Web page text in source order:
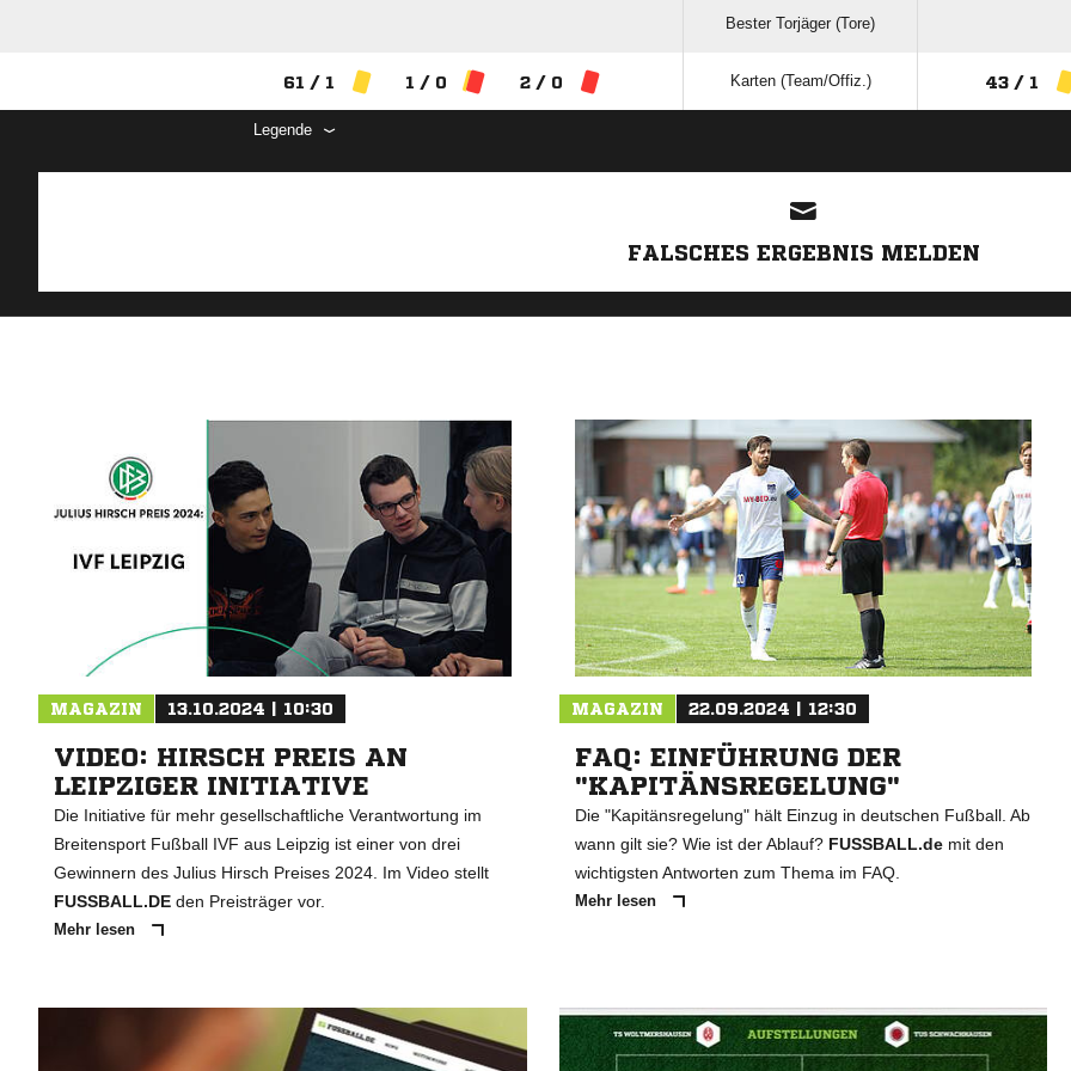
Bester Torjäger (Tore)
61 / 1 1 / 0 2 / 0 Karten (Team/Offiz.) 43 / 1
Legende
FALSCHES ERGEBNIS MELDEN
MAGAZIN 13.10.2024 | 10:30
VIDEO: HIRSCH PREIS AN
LEIPZIGER INITIATIVE
Die Initiative für mehr gesellschaftliche Verantwortung im
Breitensport Fußball IVF aus Leipzig ist einer von drei
Gewinnern des Julius Hirsch Preises 2024. Im Video stellt
FUSSBALL.DE den Preisträger vor.
Mehr lesen
MAGAZIN 22.09.2024 | 12:30
FAQ: EINFÜHRUNG DER
"KAPITÄNSREGELUNG"
Die "Kapitänsregelung" hält Einzug in deutschen Fußball. Ab
wann gilt sie? Wie ist der Ablauf? FUSSBALL.demit den
wichtigsten Antworten zum Thema im FAQ.
Mehr lesen